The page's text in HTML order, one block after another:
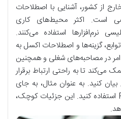
از کشور، آشنایی با اصطلاحات
است. اکثر محیط‌های کاری
نرم‌افزارها استفاده می‌کنند.
گزینه‌ها و اصطلاحات اکسل به
در مصاحبه‌های شغلی و همچنین
تا به راحتی ارتباط برقرار
کنید. به عنوان مثال، به جای
جدول محوری، از Pivot Table استفاده کنید. این جزئیات کوچک،